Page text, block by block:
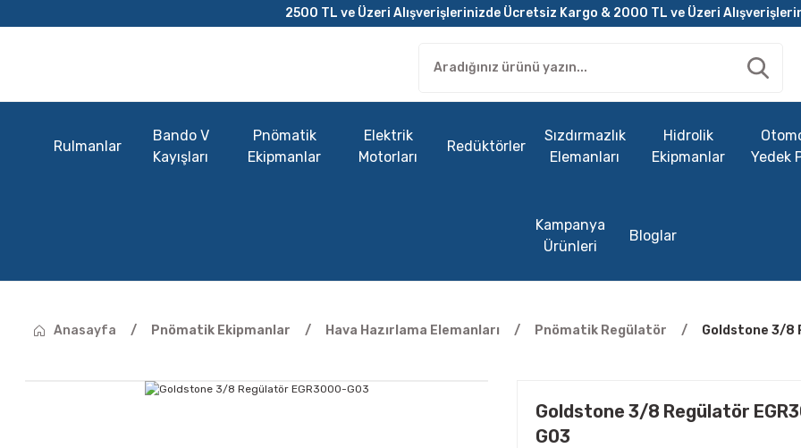
2500 TL ve Üzeri Alışverişlerinizde Ücretsiz Kargo & 2000 TL ve Üzeri
Rulmanlar
Bando V
Kayışları
Pnömatik
Ekipmanlar
Elektrik
Motorları
Redüktörler
Sızdırmazlık
Elemanları
Hidrolik
Ekipmanlar
Yedek
Kampanya
Ürünleri
Bloglar
Anasayfa Pnömatik Ekipmanlar Hava Hazırlama Elemanları Pnömatik Regülatör Goldstone 3/8
Goldstone 3/8 Regülatör
G03